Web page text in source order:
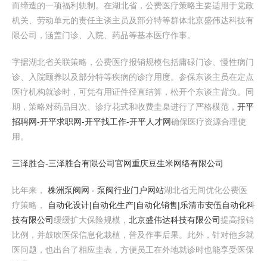
而缔造的一项福利轨制。在湖北省，公费医疗策略主要适用于党政
机关、劳动单元的责任主谈主员及部分特等群体北京盛伟达科技有
限公司，涵盖门诊、入院、药品等基本医疗作事。
字据湖北省关联策略，公费医疗报销规模包括庸碌门诊、慢性病门
诊、入院颐养以及部分特等疾病的诊疗用度。参保东谈主员在定点
医疗机构就诊时，可凭有用证件径直结算，松开个东谈主背负。同
期，策略对药品目次、诊疗花式和收费圭臬进行了严格模范， 开平
招聘网-开平求职网-开平找工作-开平人才网确保医疗资源合理使
用。
三泽胜合-三泽胜合有限公司官网重庆豆生米网络有限公司
比年来， 株洲泵阀网 - 泵阀行业门户网站湖北省无间优化公费医
疗策略，
自动化设计|自动化生产|自动化销售|乐清市安伍自动化科
技有限公司缓缓扩大保险规模， 北京盛伟达科技有限公司提高报销
比例，并鼓吹医保信息化栽植，普及作事后果。此外，针对他乡就
医问题，也出台了相应圭表，方便员工在外地就诊时也能享受医保